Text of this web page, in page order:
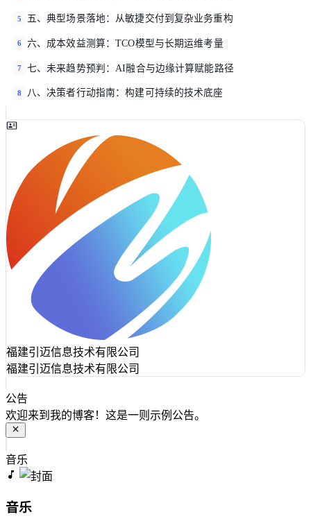
5 五、典型场景落地：从敏捷交付到复杂业务重构
6 六、成本效益测算：TCO模型与长期运维考量
7 七、未来趋势预判：AI融合与边缘计算赋能路径
8 八、决策者行动指南：构建可持续的技术底座
福建引迈信息技术有限公司
福建引迈信息技术有限公司
公告
欢迎来到我的博客！这是一则示例公告。
音乐
音乐